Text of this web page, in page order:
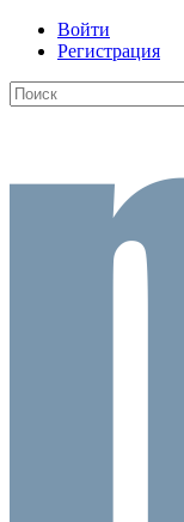
Войти
Регистрация